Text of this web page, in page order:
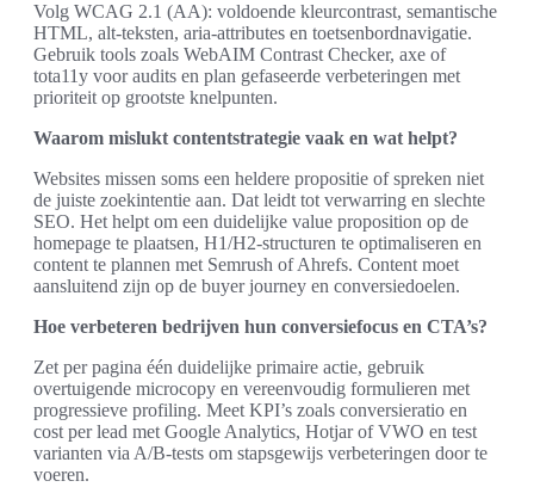
Volg WCAG 2.1 (AA): voldoende kleurcontrast, semantische
HTML, alt-teksten, aria-attributes en toetsenbordnavigatie.
Gebruik tools zoals WebAIM Contrast Checker, axe of
tota11y voor audits en plan gefaseerde verbeteringen met
prioriteit op grootste knelpunten.
Waarom mislukt contentstrategie vaak en wat helpt?
Websites missen soms een heldere propositie of spreken niet
de juiste zoekintentie aan. Dat leidt tot verwarring en slechte
SEO. Het helpt om een duidelijke value proposition op de
homepage te plaatsen, H1/H2-structuren te optimaliseren en
content te plannen met Semrush of Ahrefs. Content moet
aansluitend zijn op de buyer journey en conversiedoelen.
Hoe verbeteren bedrijven hun conversiefocus en CTA’s?
Zet per pagina één duidelijke primaire actie, gebruik
overtuigende microcopy en vereenvoudig formulieren met
progressieve profiling. Meet KPI’s zoals conversieratio en
cost per lead met Google Analytics, Hotjar of VWO en test
varianten via A/B-tests om stapsgewijs verbeteringen door te
voeren.